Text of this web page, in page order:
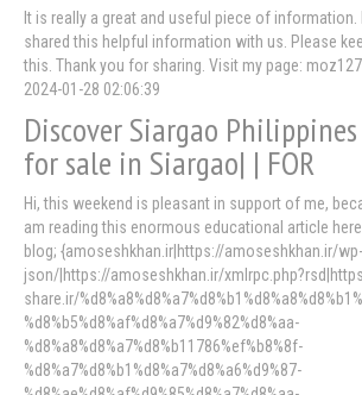
It is really a great and useful piece of information.
shared this helpful information with us. Please
this. Thank you for sharing. Visit my page:
2024-01-28 02:06:39
Discover Siargao
for sale in Siargao| | FOR
Hi, this weekend is pleasant in support of me,
am reading this enormous educational article
blog; {amoseshkhan.ir|https://amoseshkhan.ir/wp-
json/|https://amoseshkhan.ir/
share.ir/
%d8%b5%d8%af%d8%a7%d9%82%d8%aa-
%d8%a8%d8%a7%d8%b11786%ef%b8%8f-
%d8%a7%d8%b1%d8%a7%d8%a6%d9%87-